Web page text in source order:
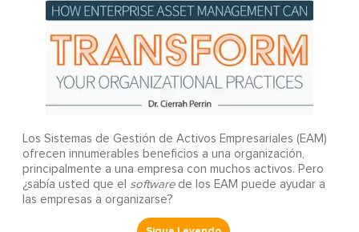
Los Sistemas de Gestión de Activos Empresariales (EAM)
ofrecen innumerables beneficios a una organización,
principalmente a una empresa con muchos activos. Pero
¿sabía usted que el softwarede los EAM puede ayudar a
las empresas a organizarse?